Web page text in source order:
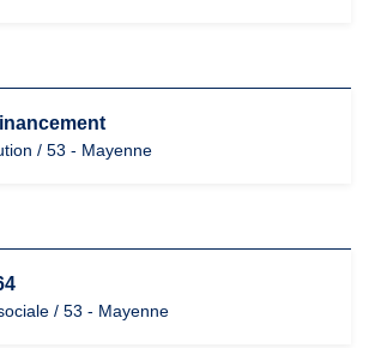
/ 53 - Mayenne
/ 53 - Mayenne